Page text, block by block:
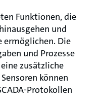
Funktionen, die
und
ermöglichen. Die
und Prozesse
zusätzliche
können
Protokollen